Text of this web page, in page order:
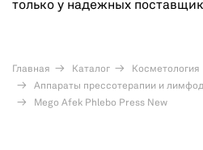
только у надежных
Главная Каталог
Косметология
Аппараты прессотерапии и
Mego Afek Phlebo Press New